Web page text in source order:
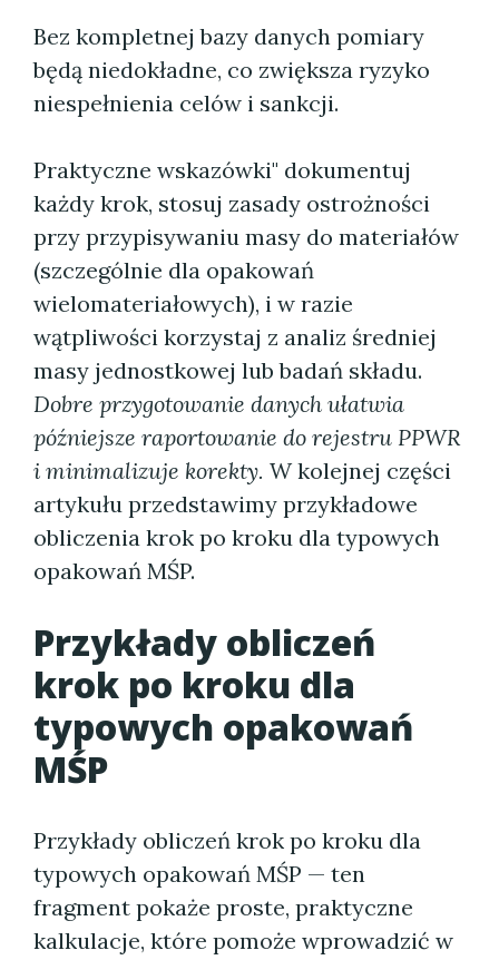
Bez kompletnej bazy danych pomiary
będą niedokładne, co zwiększa ryzyko
niespełnienia celów i sankcji.
Praktyczne wskazówki" dokumentuj
każdy krok, stosuj zasady ostrożności
przy przypisywaniu masy do materiałów
(szczególnie dla opakowań
wielomateriałowych), i w razie
wątpliwości korzystaj z analiz średniej
masy jednostkowej lub badań składu.
Dobre przygotowanie danych ułatwia
późniejsze raportowanie do rejestru PPWR
i minimalizuje korekty. W kolejnej części
artykułu przedstawimy przykładowe
obliczenia krok po kroku dla typowych
opakowań MŚP.
Przykłady obliczeń
krok po kroku dla
typowych opakowań
MŚP
Przykłady obliczeń krok po kroku dla
typowych opakowań MŚP — ten
fragment pokaże proste, praktyczne
kalkulacje, które pomoże wprowadzić w